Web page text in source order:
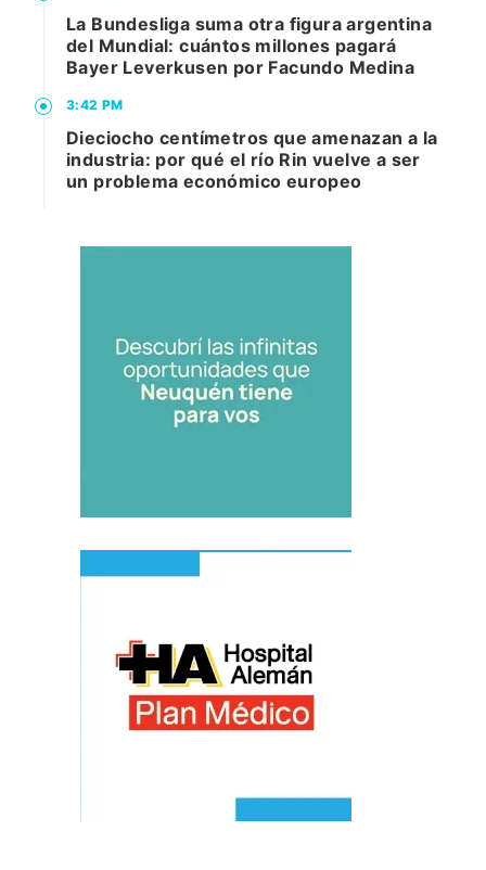
La Bundesliga suma otra figura argentina
del Mundial: cuántos millones pagará
Bayer Leverkusen por Facundo Medina
3:42 PM
Dieciocho centímetros que amenazan a la
industria: por qué el río Rin vuelve a ser
un problema económico europeo